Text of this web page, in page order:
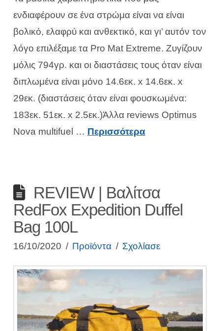
ενδιαφέρουν σε ένα στρώμα είναι να είναι
βολικό, ελαφρύ και ανθεκτικό, και γι’ αυτόν τον
λόγο επιλέξαμε τα Pro Mat Extreme. Ζυγίζουν
μόλις 794γρ. και οι διαστάσεις τους όταν είναι
διπλωμένα είναι μόνο 14.6εκ. x 14.6εκ. x
29εκ. (διαστάσεις όταν είναι φουσκωμένα:
183εκ. 51εκ. x 2.5εκ.)Άλλα reviews Optimus
Nova multifuel … Περισσότερα
REVIEW | Βαλίτσα
RedFox Expedition Duffel
Bag 100L
16/10/2020 Προϊόντα Σχολίασε